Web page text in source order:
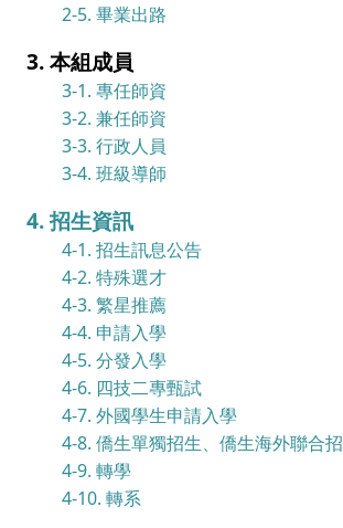
2-5. 畢業出路
3. 本組成員
3-1. 專任師資
3-2. 兼任師資
3-3. 行政人員
3-4. 班級導師
4. 招生資訊
4-1. 招生訊息公告
4-2. 特殊選才
4-3. 繁星推薦
4-4. 申請入學
4-5. 分發入學
4-6. 四技二專甄試
4-7. 外國學生申請入學
4-8. 僑生單獨招生、僑生海外聯合
4-9. 轉學
4-10. 轉系